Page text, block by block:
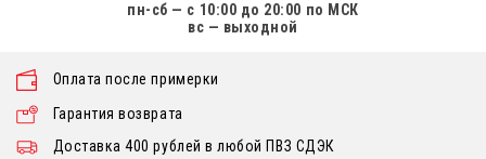
пн-сб — с 10:00 до 20:00 по МСК
вс — выходной
Оплата после примерки
Гарантия возврата
Доставка 400 рублей в любой ПВЗ СДЭК